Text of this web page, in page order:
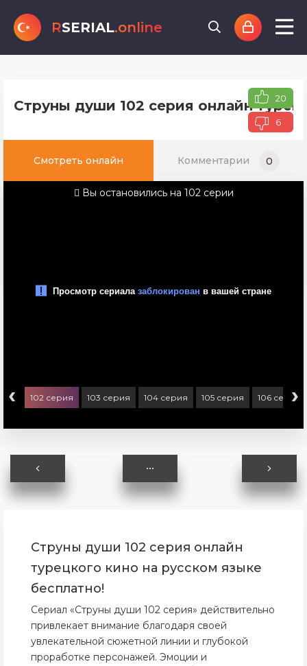
RSERIAL.online
Струны души 102 серия онлайн 20
6
Смотреть онлайн Комментарии 0
Вы остановились на 102 серии
‹ 102 серия 103 серия 104 серия 105 серия 106 серия
›
Струны души 102 серия онлайн
турецкого кино на русском языке
бесплатно!
Сериал «Струны души 102 серия» действительно
привлекает внимание благодаря своей
увлекательной сюжетной линии и глубокой
проработке персонажей. Эмоции и